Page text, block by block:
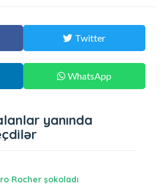
Twitter
WhatsApp
yanında
Rocher şokoladı